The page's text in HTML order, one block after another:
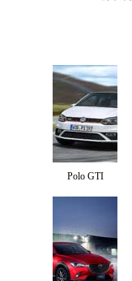
Polo GTI